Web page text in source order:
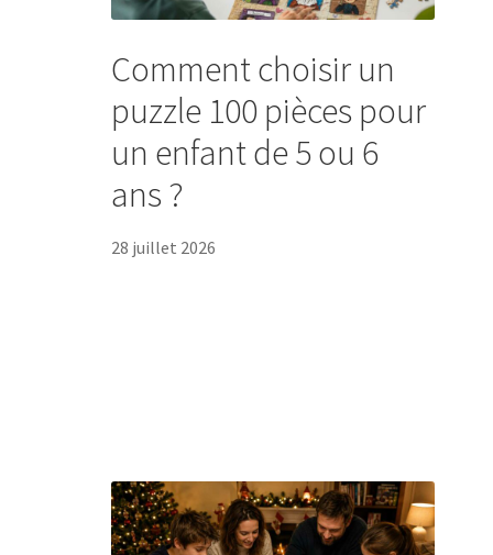
Comment choisir un
puzzle 100 pièces pour
un enfant de 5 ou 6
ans ?
28 juillet 2026